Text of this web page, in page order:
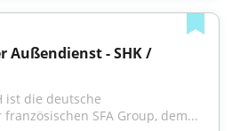
ist die deutsche
SFA Group, dem...